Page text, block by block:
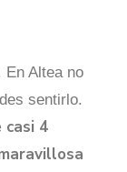
Altea no
sentirlo.
4